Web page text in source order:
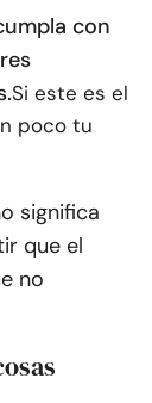
con
Si este es el
poco tu
significa
que el
no